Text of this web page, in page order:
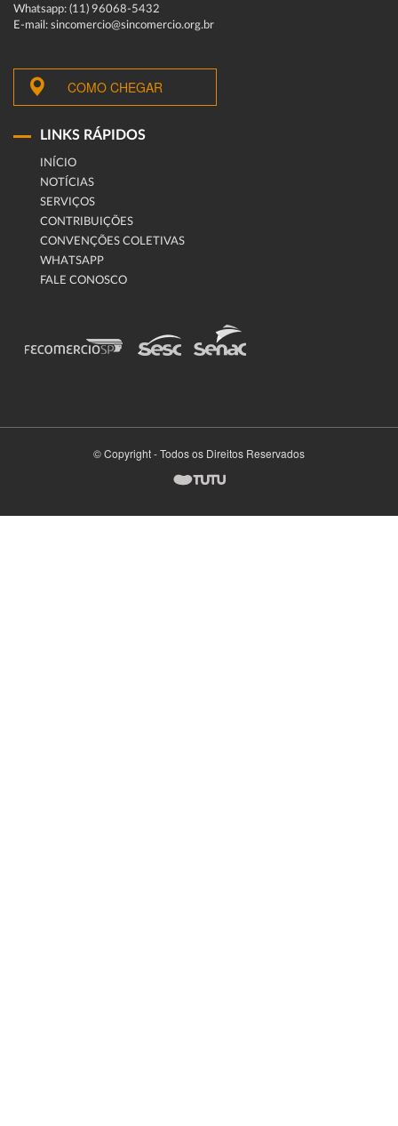
Whatsapp: (11) 96068-5432
E-mail: sincomercio@sincomercio.org.br
COMO CHEGAR
LINKS RÁPIDOS
INÍCIO
NOTÍCIAS
SERVIÇOS
CONTRIBUIÇÕES
CONVENÇÕES COLETIVAS
WHATSAPP
FALE CONOSCO
© Copyright - Todos os Direitos Reservados